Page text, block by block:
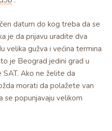
datum do kog treba da se
je da prijavu uradite dva
velika gužva i većina termina
je Beograd jedini grad u
Ako ne želite da
morati da polažete van
se popunjavaju velikom